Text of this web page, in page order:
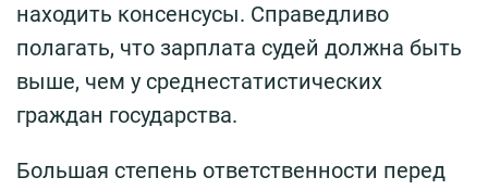
находить консенсусы. Справедливо
полагать, что зарплата судей должна быть
выше, чем у среднестатистических
граждан государства.
Большая степень ответственности перед